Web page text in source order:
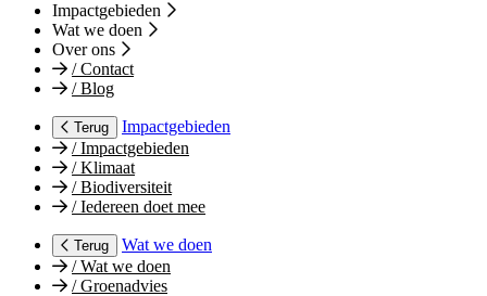
Impactgebieden
Wat we doen
Over ons
/Contact
/Blog
Terug
Impactgebieden
/Impactgebieden
/Klimaat
/Biodiversiteit
/Iedereen doet mee
Terug
Wat we doen
/Wat we doen
/Groenadvies